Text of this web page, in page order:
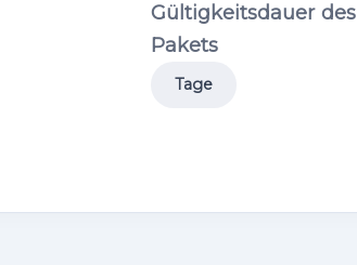
Gültigkeitsdauer des
Pakets
Tage